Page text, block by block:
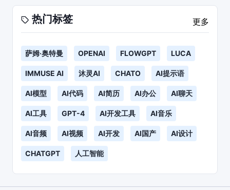
更多
热门标签
萨姆·奥特曼 OPENAI FLOWGPT LUCA
IMMUSE AI 沐灵AI CHATO AI提示语
AI模型 AI代码 AI简历 AI办公 AI聊天
AI工具 GPT-4 AI开发工具 AI音乐
AI音频 AI视频 AI开发 AI国产 AI设计
CHATGPT 人工智能